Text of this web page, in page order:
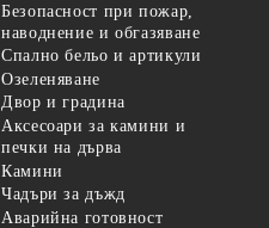
Безопасност при пожар,
наводнение и обгазяване
Спално бельо и артикули
Озеленяване
Двор и градина
Аксесоари за камини и
печки на дърва
Камини
Чадъри за дъжд
Аварийна готовност